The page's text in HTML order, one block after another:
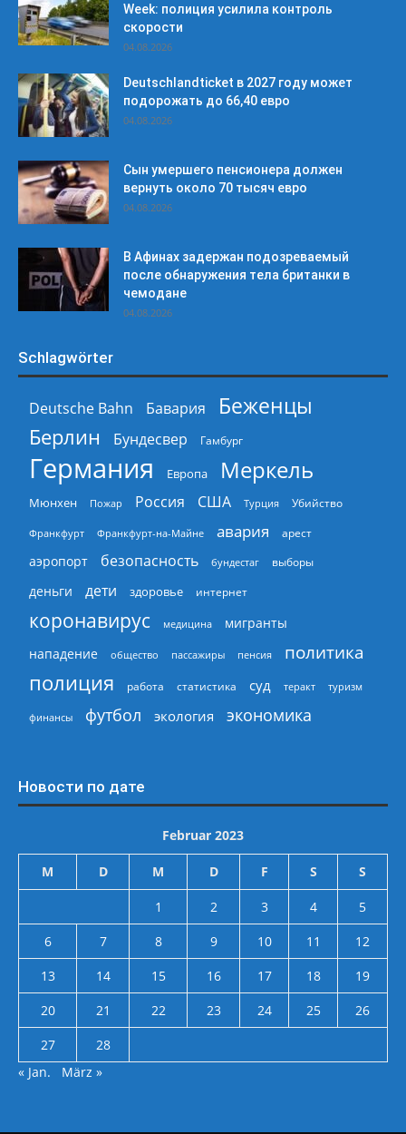
Week: полиция усилила контроль
скорости
04.08.2026
Deutschlandticket в 2027 году может
подорожать до 66,40 евро
04.08.2026
Сын умершего пенсионера должен
вернуть около 70 тысяч евро
04.08.2026
В Афинах задержан подозреваемый
после обнаружения тела британки в
чемодане
04.08.2026
Schlagwörter
Deutsche Bahn Бавария
Беженцы
Берлин
Бундесвер Гамбург
Германия Европа Меркель
Мюнхен Пожар Россия США Турция Убийство
Франкфурт Франкфурт-на-Майне авария арест
аэропорт безопасность бундестаг выборы
деньги дети здоровье интернет
коронавирус медицина
мигранты
нападение
общество пассажиры пенсия политика
полиция работа статистика суд теракт туризм
финансы футбол экология экономика
Новости по дате
Februar 2023
M D M D F S S
1 2 3 4
5
6
7 8 9 10 11
12
13
14 15 16 17 18
19
20
21 22 23 24 25
26
27
28
« Jan.
März »